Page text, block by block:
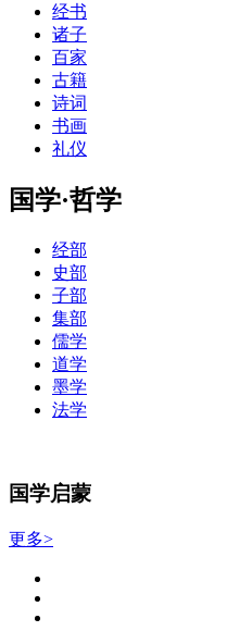
经书
诸子
百家
古籍
诗词
书画
礼仪
国学·哲学
经部
史部
子部
集部
儒学
道学
墨学
法学
国学启蒙
更多>